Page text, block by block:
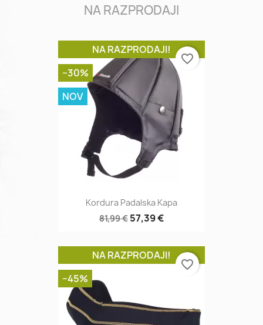
NA RAZPRODAJI
Kordura Padalska Kapa
81,99 € 57,39 €
NA RAZPRODAJI!
−30%
NOV
favorite_border
NA RAZPRODAJI!
−45%
favorite_border